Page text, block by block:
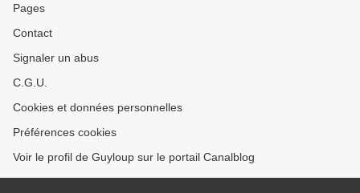
Pages
Contact
Signaler un abus
C.G.U.
Cookies et données personnelles
Préférences cookies
Voir le profil de Guyloup sur le portail Canalblog